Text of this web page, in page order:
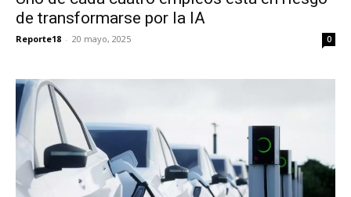
de transformarse por la IA
Reporte18 - 20 mayo, 2025 0